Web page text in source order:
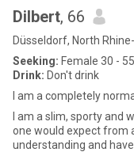
Dilbert, 66
Düsseldorf, North
Seeking: Female 30 - 55
Drink: Don't drink
I am a completely
I am a slim, sporty and
one would expect from
understanding and